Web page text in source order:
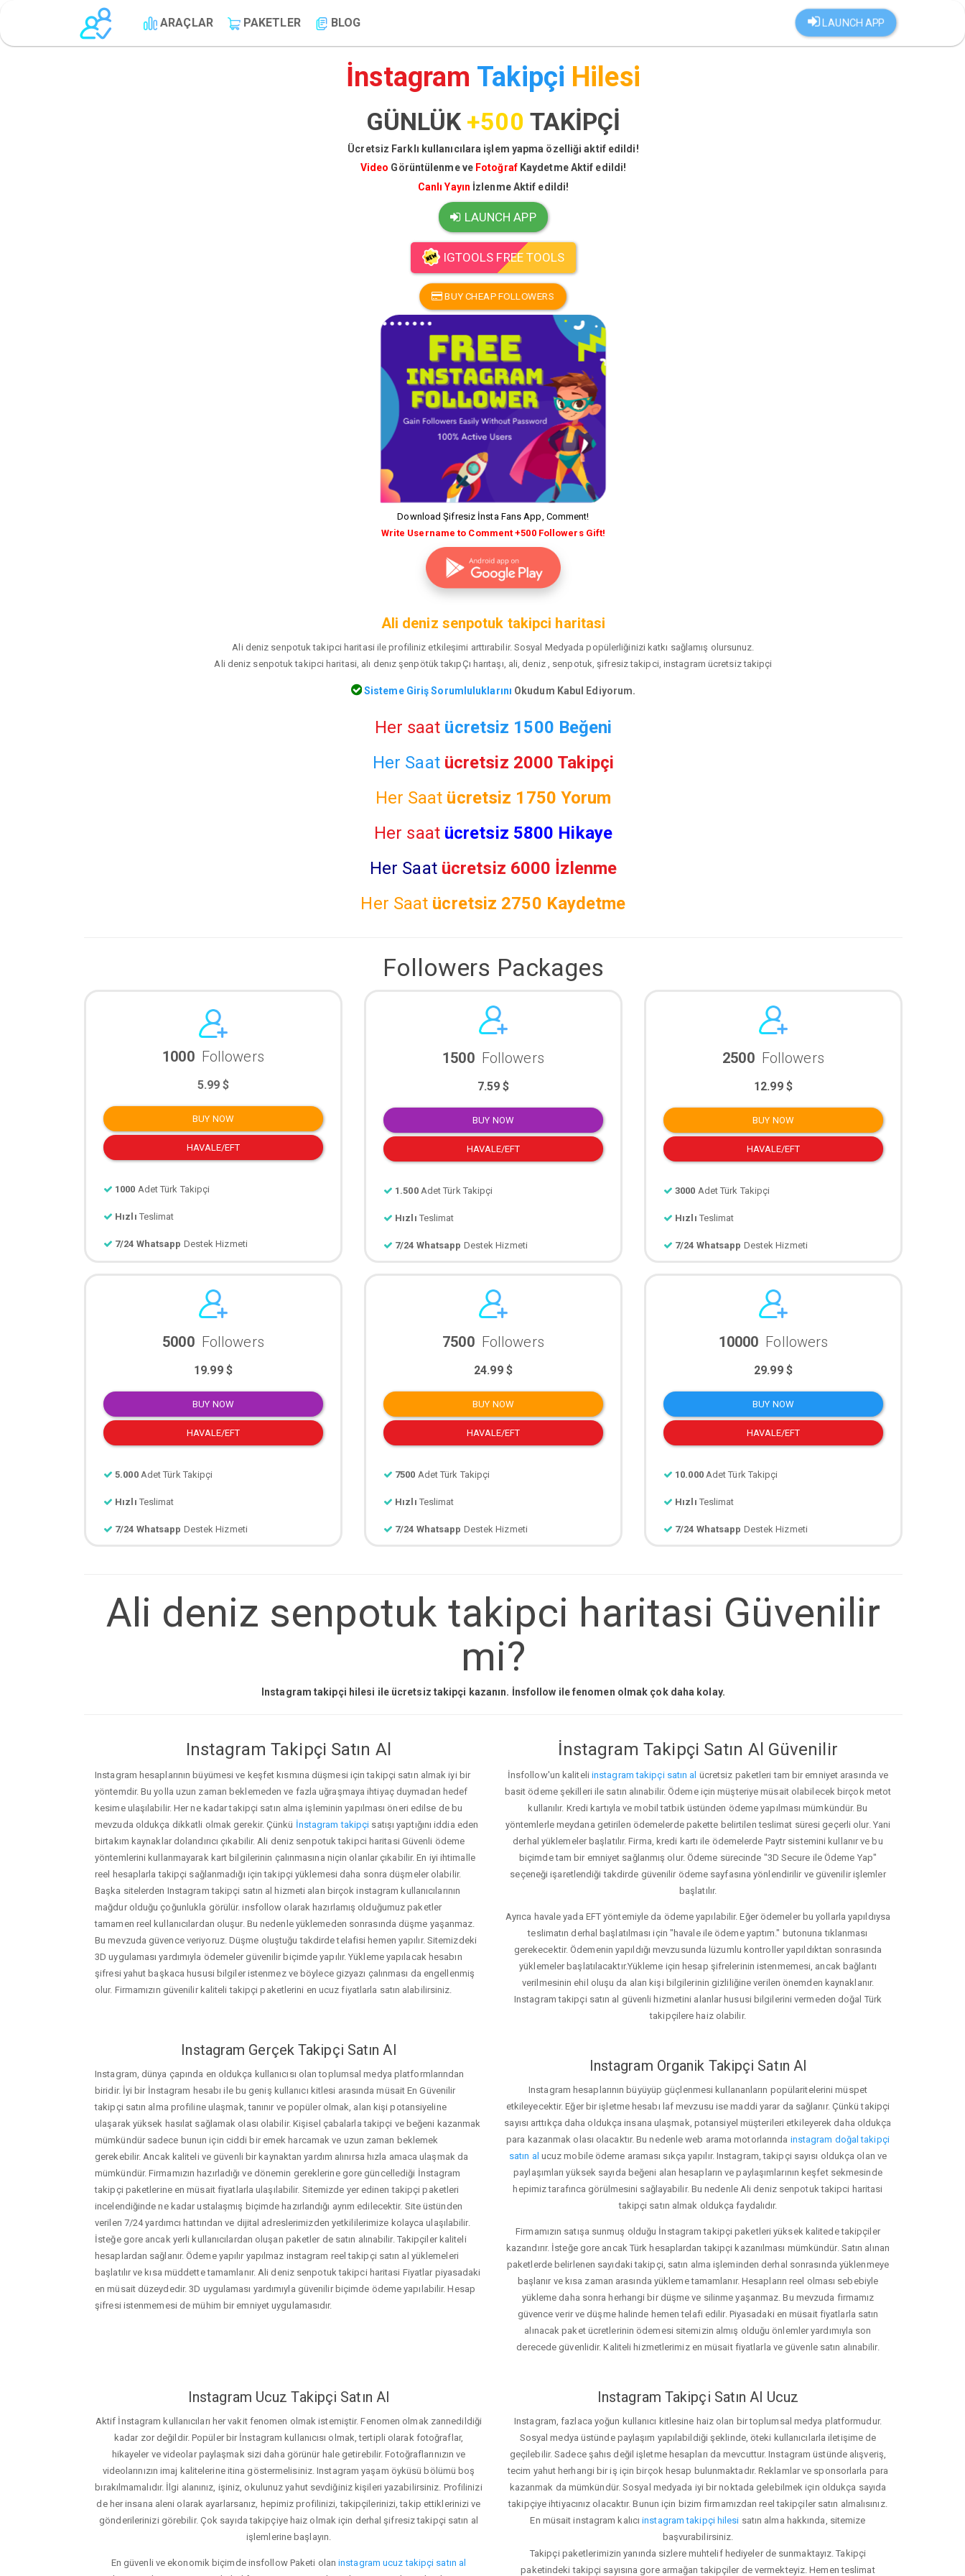
LAUNCH APP
ARAÇLAR PAKETLER BLOG
İnstagram Takipçi Hilesi
GÜNLÜK +500 TAKİPÇİ
Ücretsiz Farklı kullanıcılara işlem yapma özelliği aktif edildi!
Video Görüntülenme ve Fotoğraf Kaydetme Aktif edildi!
Canlı Yayın İzlenme Aktif edildi!
LAUNCH APP
IGTOOLS FREE TOOLS
BUY CHEAP FOLLOWERS
Download Şifresiz İnsta Fans App, Comment!
Write Username to Comment +500 Followers Gift!
Ali deniz senpotuk takipci haritasi
Ali deniz senpotuk takipci haritasi ile profiliniz etkileşimi arttırabilir. Sosyal Medyada popülerliğinizi katkı sağlamış olursunuz.
Ali deniz senpotuk takipci haritasi, alı denız şenpötük takıpÇı harıtaşı, ali, deniz , senpotuk, şifresiz takipci, instagram ücretsiz takipçi
Sisteme Giriş Sorumluluklarını Okudum Kabul Ediyorum.
Her saat ücretsiz 1500 Beğeni
Her Saat ücretsiz 2000 Takipçi
Her Saat ücretsiz 1750 Yorum
Her saat ücretsiz 5800 Hikaye
Her Saat ücretsiz 6000 İzlenme
Her Saat ücretsiz 2750 Kaydetme
Followers Packages
1000 Followers
5.99 $
BUY NOW
HAVALE/EFT
1000 Adet Türk Takipçi
Hızlı Teslimat
7/24 Whatsapp Destek Hizmeti
1500 Followers
7.59 $
BUY NOW
HAVALE/EFT
1.500 Adet Türk Takipçi
Hızlı Teslimat
7/24 Whatsapp Destek Hizmeti
2500 Followers
12.99 $
BUY NOW
HAVALE/EFT
3000 Adet Türk Takipçi
Hızlı Teslimat
7/24 Whatsapp Destek Hizmeti
5000 Followers
19.99 $
BUY NOW
HAVALE/EFT
5.000 Adet Türk Takipçi
Hızlı Teslimat
7/24 Whatsapp Destek Hizmeti
7500 Followers
24.99 $
BUY NOW
HAVALE/EFT
7500 Adet Türk Takipçi
Hızlı Teslimat
7/24 Whatsapp Destek Hizmeti
10000 Followers
29.99 $
BUY NOW
HAVALE/EFT
10.000 Adet Türk Takipçi
Hızlı Teslimat
7/24 Whatsapp Destek Hizmeti
Ali deniz senpotuk takipci haritasi Güvenilir
mi?
Instagram takipçi hilesi ile ücretsiz takipçi kazanın. İnsfollow ile fenomen olmak çok daha kolay.
Instagram Takipçi Satın Al
Instagram hesaplarının büyümesi ve keşfet kısmına düşmesi için takipçi satın almak iyi bir
yöntemdir. Bu yolla uzun zaman beklemeden ve fazla uğraşmaya ihtiyaç duymadan hedef
kesime ulaşılabilir. Her ne kadar takipçi satın alma işleminin yapılması öneri edilse de bu
mevzuda oldukça dikkatli olmak gerekir. Çünkü İnstagram takipçi satışı yaptığını iddia eden
birtakım kaynaklar dolandırıcı çıkabilir. Ali deniz senpotuk takipci haritasi Güvenli ödeme
yöntemlerini kullanmayarak kart bilgilerinin çalınmasına niçin olanlar çıkabilir. En iyi ihtimalle
reel hesaplarla takipçi sağlanmadığı için takipçi yüklemesi daha sonra düşmeler olabilir.
Başka sitelerden Instagram takipçi satın al hizmeti alan birçok instagram kullanıcılarının
mağdur olduğu çoğunlukla görülür. insfollow olarak hazırlamış olduğumuz paketler
tamamen reel kullanıcılardan oluşur. Bu nedenle yüklemeden sonrasında düşme yaşanmaz.
Bu mevzuda güvence veriyoruz. Düşme oluştuğu takdirde telafisi hemen yapılır. Sitemizdeki
3D uygulaması yardımıyla ödemeler güvenilir biçimde yapılır. Yükleme yapılacak hesabın
şifresi yahut başkaca hususi bilgiler istenmez ve böylece gizyazı çalınması da engellenmiş
olur. Firmamızın güvenilir kaliteli takipçi paketlerini en ucuz fiyatlarla satın alabilirsiniz.
İnstagram Takipçi Satın Al Güvenilir
İnsfollow'un kaliteli instagram takipçi satın al ücretsiz paketleri tam bir emniyet arasında ve
basit ödeme şekilleri ile satın alınabilir. Ödeme için müşteriye müsait olabilecek birçok metot
kullanılır. Kredi kartıyla ve mobil tatbik üstünden ödeme yapılması mümkündür. Bu
yöntemlerle meydana getirilen ödemelerde pakette belirtilen teslimat süresi geçerli olur. Yani
derhal yüklemeler başlatılır. Firma, kredi kartı ile ödemelerde Paytr sistemini kullanır ve bu
biçimde tam bir emniyet sağlanmış olur. Ödeme sürecinde "3D Secure ile Ödeme Yap"
seçeneği işaretlendiği takdirde güvenilir ödeme sayfasına yönlendirilir ve güvenilir işlemler
başlatılır.
Ayrıca havale yada EFT yöntemiyle da ödeme yapılabilir. Eğer ödemeler bu yollarla yapıldıysa
teslimatın derhal başlatılması için "havale ile ödeme yaptım." butonuna tıklanması
gerekecektir. Ödemenin yapıldığı mevzusunda lüzumlu kontroller yapıldıktan sonrasında
yüklemeler başlatılacaktır.Yükleme için hesap şifrelerinin istenmemesi, ancak bağlantı
verilmesinin ehil oluşu da alan kişi bilgilerinin gizliliğine verilen önemden kaynaklanır.
Instagram takipçi satın al güvenli hizmetini alanlar hususi bilgilerini vermeden doğal Türk
takipçilere haiz olabilir.
Instagram Gerçek Takipçi Satın Al
Instagram, dünya çapında en oldukça kullanıcısı olan toplumsal medya platformlarından
biridir. İyi bir İnstagram hesabı ile bu geniş kullanıcı kitlesi arasında müsait En Güvenilir
takipçi satın alma profiline ulaşmak, tanınır ve popüler olmak, alan kişi potansiyeline
ulaşarak yüksek hasılat sağlamak olası olabilir. Kişisel çabalarla takipçi ve beğeni kazanmak
mümkündür sadece bunun için ciddi bir emek harcamak ve uzun zaman beklemek
gerekebilir. Ancak kaliteli ve güvenli bir kaynaktan yardım alınırsa hızla amaca ulaşmak da
mümkündür. Firmamızın hazırladığı ve dönemin gereklerine gore güncellediği İnstagram
takipçi paketlerine en müsait fiyatlarla ulaşılabilir. Sitemizde yer edinen takipçi paketleri
incelendiğinde ne kadar ustalaşmış biçimde hazırlandığı ayrım edilecektir. Site üstünden
verilen 7/24 yardımcı hattından ve dijital adreslerimizden yetkililerimize kolayca ulaşılabilir.
İsteğe gore ancak yerli kullanıcılardan oluşan paketler de satın alınabilir. Takipçiler kaliteli
hesaplardan sağlanır. Ödeme yapılır yapılmaz instagram reel takipçi satın al yüklemeleri
başlatılır ve kısa müddette tamamlanır. Ali deniz senpotuk takipci haritasi Fiyatlar piyasadaki
en müsait düzeydedir. 3D uygulaması yardımıyla güvenilir biçimde ödeme yapılabilir. Hesap
şifresi istenmemesi de mühim bir emniyet uygulamasıdır.
Instagram Organik Takipçi Satın Al
Instagram hesaplarının büyüyüp güçlenmesi kullananların popülaritelerini müspet
etkileyecektir. Eğer bir işletme hesabı laf mevzusu ise maddi yarar da sağlanır. Çünkü takipçi
sayısı arttıkça daha oldukça insana ulaşmak, potansiyel müşterileri etkileyerek daha oldukça
para kazanmak olası olacaktır. Bu nedenle web arama motorlarında instagram doğal takipçi
satın al ucuz mobile ödeme araması sıkça yapılır. Instagram, takipçi sayısı oldukça olan ve
paylaşımları yüksek sayıda beğeni alan hesapların ve paylaşımlarının keşfet sekmesinde
hepimiz tarafınca görülmesini sağlayabilir. Bu nedenle Ali deniz senpotuk takipci haritasi
takipçi satın almak oldukça faydalıdır.
Firmamızın satışa sunmuş olduğu İnstagram takipçi paketleri yüksek kalitede takipçiler
kazandırır. İsteğe gore ancak Türk hesaplardan takipçi kazanılması mümkündür. Satın alınan
paketlerde belirlenen sayıdaki takipçi, satın alma işleminden derhal sonrasında yüklenmeye
başlanır ve kısa zaman arasında yükleme tamamlanır. Hesapların reel olması sebebiyle
yükleme daha sonra herhangi bir düşme ve silinme yaşanmaz. Bu mevzuda firmamız
güvence verir ve düşme halinde hemen telafi edilir. Piyasadaki en müsait fiyatlarla satın
alınacak paket ücretlerinin ödemesi sitemizin almış olduğu önlemler yardımıyla son
derecede güvenlidir. Kaliteli hizmetlerimiz en müsait fiyatlarla ve güvenle satın alınabilir.
Instagram Ucuz Takipçi Satın Al
Aktif İnstagram kullanıcıları her vakit fenomen olmak istemiştir. Fenomen olmak zannedildiği
kadar zor değildir. Popüler bir İnstagram kullanıcısı olmak, tertipli olarak fotoğraflar,
hikayeler ve videolar paylaşmak sizi daha görünür hale getirebilir. Fotoğraflarınızın ve
videolarınızın imaj kalitelerine itina göstermelisiniz. Instagram yaşam öyküsü bölümü boş
bırakılmamalıdır. İlgi alanınız, işiniz, okulunuz yahut sevdiğiniz kişileri yazabilirsiniz. Profilinizi
de her insana aleni olarak ayarlarsanız, hepimiz profilinizi, takipçilerinizi, takip ettiklerinizi ve
gönderilerinizi görebilir. Çok sayıda takipçiye haiz olmak için derhal şifresiz takipçi satın al
işlemlerine başlayın.
En güvenli ve ekonomik biçimde insfollow Paketi olaninstagram ucuz takipçi satın al
Instagram Takipçi Satın Al Ucuz
Instagram, fazlaca yoğun kullanıcı kitlesine haiz olan bir toplumsal medya platformudur.
Sosyal medya üstünde paylaşım yapılabildiği şeklinde, öteki kullanıcılarla iletişime de
geçilebilir. Sadece şahıs değil işletme hesapları da mevcuttur. Instagram üstünde alışveriş,
tecim yahut herhangi bir iş için birçok hesap bulunmaktadır. Reklamlar ve sponsorlarla para
kazanmak da mümkündür. Sosyal medyada iyi bir noktada gelebilmek için oldukça sayıda
takipçiye ihtiyacınız olacaktır. Bunun için bizim firmamızdan reel takipçiler satın almalısınız.
En müsait instagram kalıcıinstagram takipçi hilesi satın alma hakkında, sitemize
başvurabilirsiniz.
Takipçi paketlerimizin yanında sizlere muhtelif hediyeler de sunmaktayız. Takipçi
paketindeki takipçi sayısına gore armağan takipçiler de vermekteyiz. Hemen teslimat